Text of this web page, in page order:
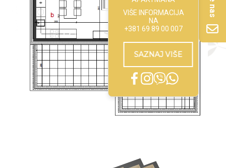
VIŠE INFORMACIJA
NA
+381 69 89 00 007
SAZNAJ VIŠE